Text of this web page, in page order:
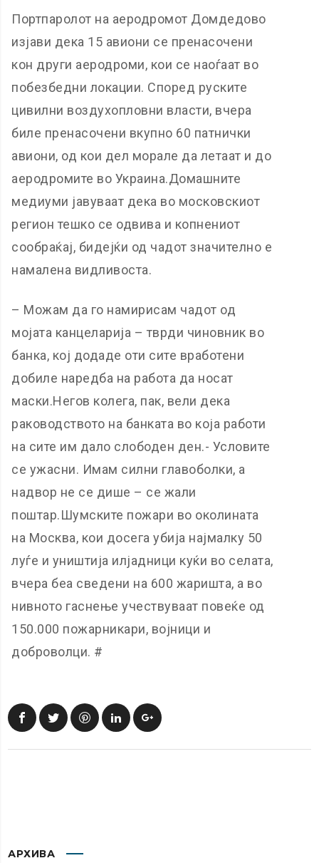
Портпаролот на аеродромот Домдедово
изјави дека 15 авиони се пренасочени
кон други аеродроми, кои се наоѓаат во
побезбедни локации. Според руските
цивилни воздухопловни власти, вчера
биле пренасочени вкупно 60 патнички
авиони, од кои дел морале да летаат и до
аеродромите во Украина.Домашните
медиуми јавуваат дека во московскиот
регион тешко се одвива и копнениот
сообраќај, бидејќи од чадот значително е
намалена видливоста.
– Можам да го намирисам чадот од
мојата канцеларија – тврди чиновник во
банка, кој додаде оти сите вработени
добиле наредба на работа да носат
маски.Негов колега, пак, вели дека
раководството на банката во која работи
на сите им дало слободен ден.- Условите
се ужасни. Имам силни главоболки, а
надвор не се дише – се жали
поштар.Шумските пожари во околината
на Москва, кои досега убија најмалку 50
луѓе и уништија илјадници куќи во селата,
вчера беа сведени на 600 жаришта, а во
нивното гаснење учествуваат повеќе од
150.000 пожарникари, војници и
доброволци. #
АРХИВА